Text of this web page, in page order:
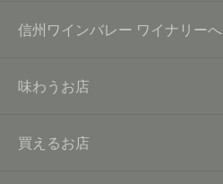
信州ワインバレー ワイナリーへ
味わうお店
買えるお店